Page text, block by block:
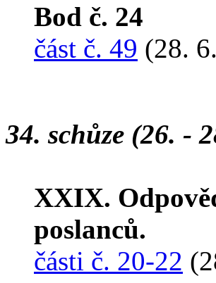
Bod č. 24
část č. 49 (28.
34. schůze (26. -
XXIX.
poslanců.
části č. 20-22